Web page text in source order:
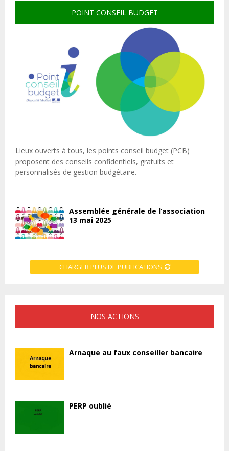
POINT CONSEIL BUDGET
Lieux ouverts à tous, les points conseil budget (PCB)
proposent des conseils confidentiels, gratuits et
personnalisés de gestion budgétaire.
Assemblée générale de l’association
13 mai 2025
CHARGER PLUS DE PUBLICATIONS
NOS ACTIONS
Arnaque au faux conseiller bancaire
PERP oublié